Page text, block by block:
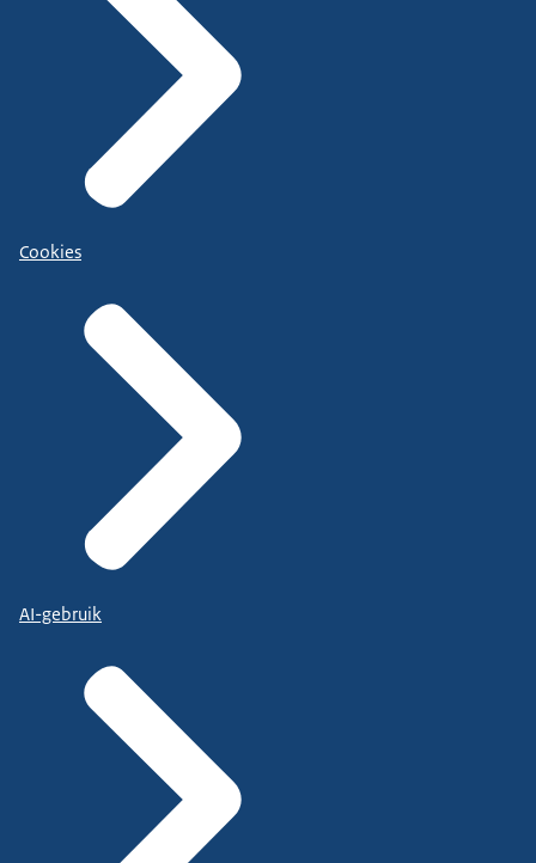
Cookies
AI-gebruik